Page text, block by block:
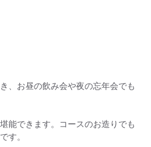
、お昼の飲み会や夜の忘年会でも
能できます。コースのお造りでも
す。